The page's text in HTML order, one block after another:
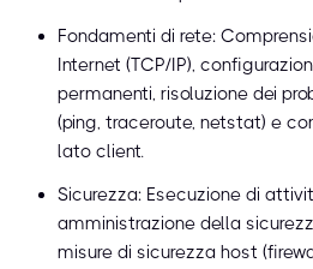
Fondamenti di rete:
Internet (TCP/IP),
permanenti, risoluzione dei
(ping, traceroute, netstat) e
lato client.
Sicurezza: Esecuzione di
amministrazione della
misure di sicurezza host